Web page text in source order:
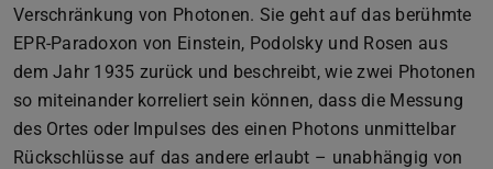
Verschränkung von Photonen. Sie geht auf das berühmte
EPR-Paradoxon von Einstein, Podolsky und Rosen aus
dem Jahr 1935 zurück und beschreibt, wie zwei Photonen
so miteinander korreliert sein können, dass die Messung
des Ortes oder Impulses des einen Photons unmittelbar
Rückschlüsse auf das andere erlaubt – unabhängig von